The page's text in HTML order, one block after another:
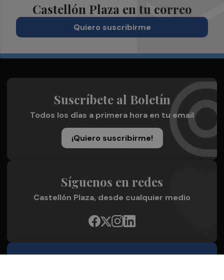
Castellón Plaza en tu correo
Quiero suscribirme
Suscríbete al Boletín
Todos los días a primera hora en tu email
¡Quiero suscribirme!
Síguenos en redes
Castellón Plaza, desde cualquier medio